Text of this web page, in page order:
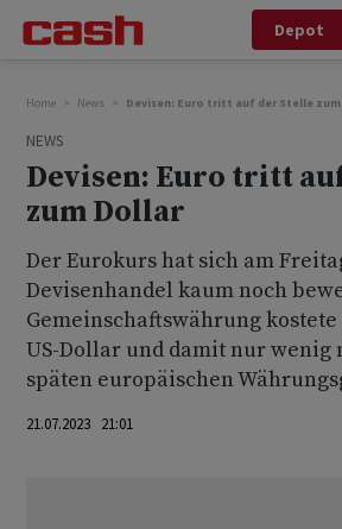
Depot
Home News Devisen: Euro tritt auf der Stelle
NEWS
Devisen: Euro tritt
zum Dollar
Der Eurokurs hat sich am
Devisenhandel kaum noch
Gemeinschaftswährung kostete
US-Dollar und damit nur wenig
späten europäischen
21.07.2023 21:01